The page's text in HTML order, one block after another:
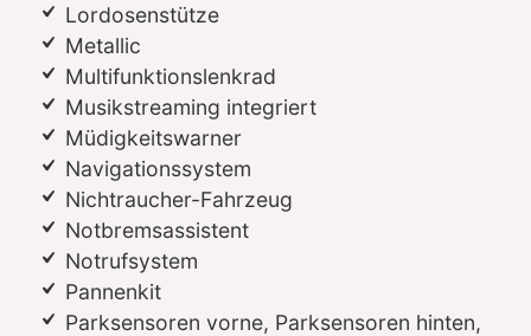
Lordosenstütze
Metallic
Multifunktionslenkrad
Musikstreaming integriert
Müdigkeitswarner
Navigationssystem
Nichtraucher-Fahrzeug
Notbremsassistent
Notrufsystem
Pannenkit
Parksensoren vorne, Parksensoren hinten,